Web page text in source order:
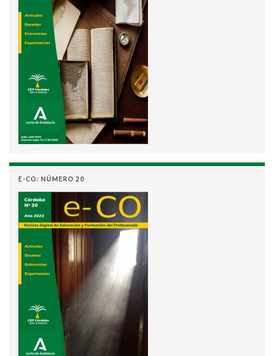
E-CO: NÚMERO 20